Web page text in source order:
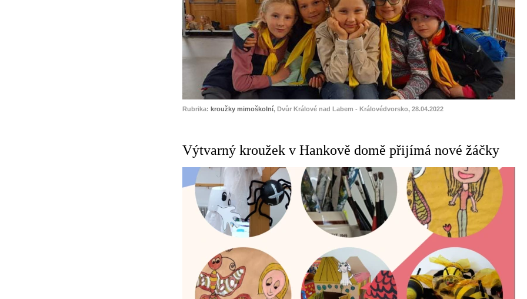
Rubrika: kroužky mimoškolní, Dvůr Králové nad Labem - Královédvorsko, 28.04.2022
Výtvarný kroužek v Hankově domě přijímá nové žáčky